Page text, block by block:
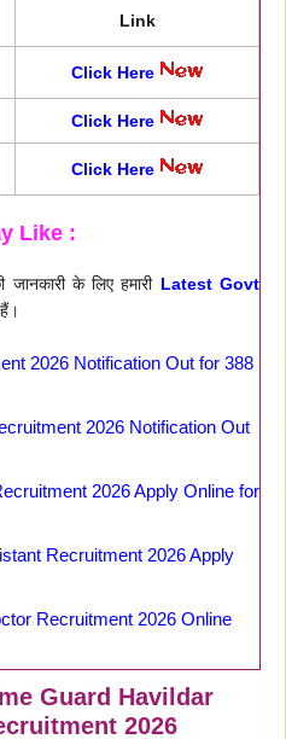
Link
Click Here
Click Here
Click Here
Like :
जानकारी के लिए हमारी Latest Govt
2026 Notification Out for 388
2026 Notification Out
2026 Apply Online for
Recruitment 2026 Apply
Recruitment 2026 Online
Guard Havildar
2026